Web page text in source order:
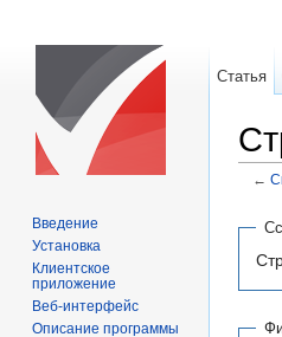
←
Статья
Введение
Установка
Клиентское
приложение
Веб-интерфейс
Описание программы